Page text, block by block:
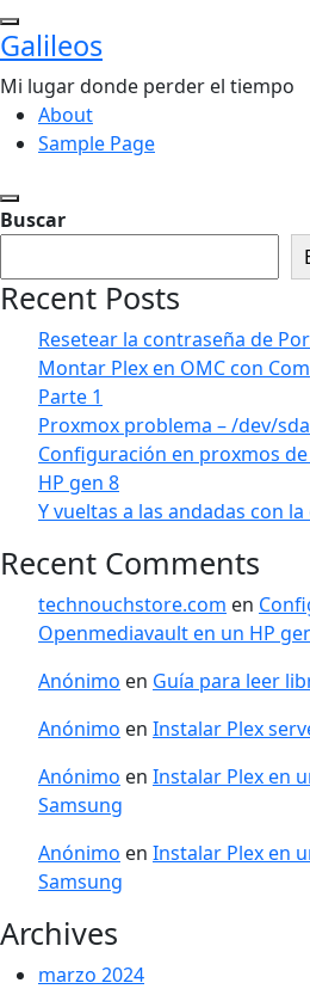
Saltar
al
Galileos
Mi lugar donde perder el tiempo
About
Sample Page
Buscar
Recent Posts
Resetear la contraseña de
Montar Plex en OMC con
Parte 1
Proxmox problema – /dev/
Configuración en proxmos
HP gen 8
Y vueltas a las andadas con
Recent Comments
technouchstore.com en
Openmediavault en un HP
Anónimo en Guía para leer
Anónimo en Instalar Plex
Anónimo en Instalar Plex en
Samsung
Anónimo en Instalar Plex en
Samsung
Archives
marzo 2024